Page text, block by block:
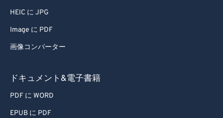
HEIC に JPG
Image に PDF
画像コンバーター
ドキュメント&電子書籍
PDF に WORD
EPUB に PDF